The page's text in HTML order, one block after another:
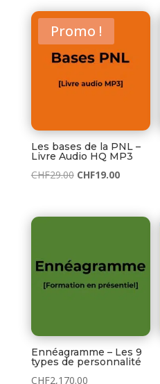
Promo !
Les bases de la PNL –
Livre Audio HQ MP3
CHF29.00 Le
CHF19.00Le
Ennéagramme – Les 9
types de personnalité
CHF2,170.00